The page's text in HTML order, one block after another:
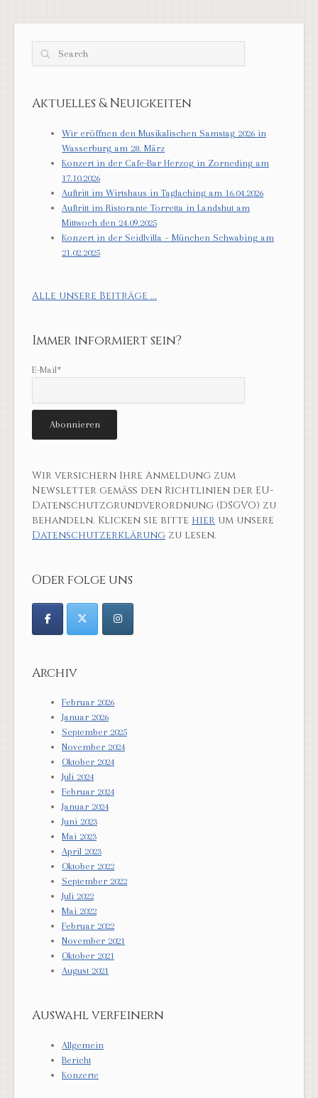
Search
Aktuelles & Neuigkeiten
Wir eröffnen den Musikalischen Samstag 2026 in
Wasserburg am 28. März
Konzert in der Cafe-Bar Herzog in Zorneding am
17.10.2026
Auftritt im Wirtshaus in Taglaching am 16.04.2026
Auftritt im Ristorante Torretta in Landshut am
Mittwoch den 24.09.2025
Konzert in der Seidlvilla – München Schwabing am
21.02.2025
Alle unsere Beiträge ...
Immer informiert sein?
E-Mail*
Wir versichern Ihre Anmeldung zum
Newsletter gemäß den Richtlinien der EU-
Datenschutzgrundverordnung (DSGVO) zu
behandeln. Klicken sie bitte hier um unsere
Datenschutzerklärung zu lesen.
Oder folge uns
Archiv
Februar 2026
Januar 2026
September 2025
November 2024
Oktober 2024
Juli 2024
Februar 2024
Januar 2024
Juni 2023
Mai 2023
April 2023
Oktober 2022
September 2022
Juli 2022
Mai 2022
Februar 2022
November 2021
Oktober 2021
August 2021
Auswahl verfeinern
Allgemein
Bericht
Konzerte